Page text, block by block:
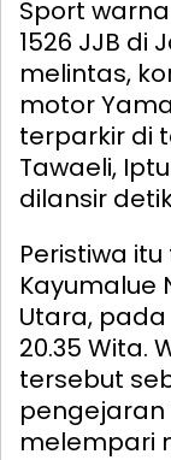
Sport
1526 JJB di
melintas,
motor
terparkir di
Tawaeli,
dilansir
Peristiwa
Kayumalue
Utara, pada
20.35 Wita.
tersebut
melempari